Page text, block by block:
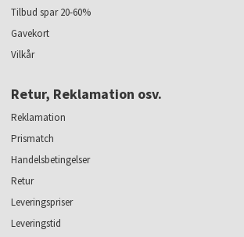
Tilbud spar 20-60%
Gavekort
Vilkår
Retur, Reklamation osv.
Reklamation
Prismatch
Handelsbetingelser
Retur
Leveringspriser
Leveringstid